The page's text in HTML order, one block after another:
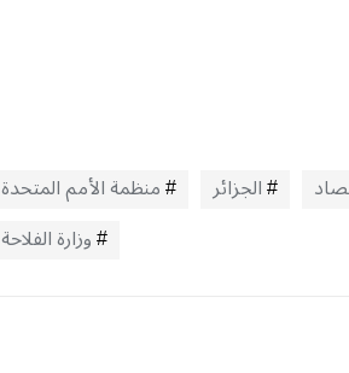
الجزائر
منظمة الأمم المتحدة
وزارة الفلاحة